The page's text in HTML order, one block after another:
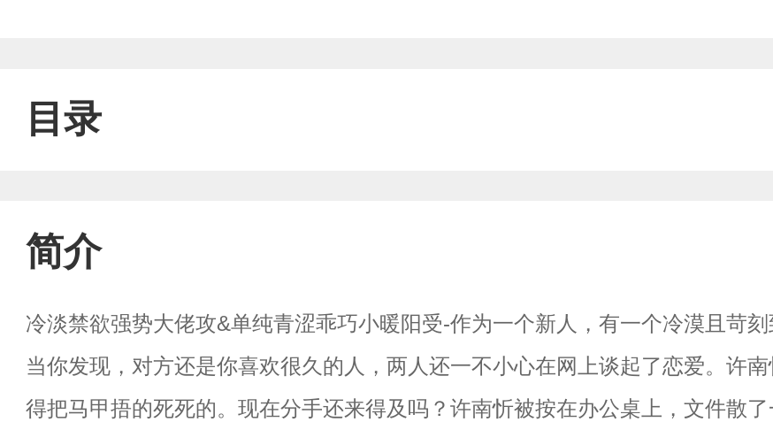
目录
简介
冷淡禁欲强势大佬攻&单纯青涩乖巧小暖阳受-作为一个新人，有一个冷漠且苛
当你发现，对方还是你喜欢很久的人，两人还一不小心在网上谈起了恋爱。许
得把马甲捂的死死的。现在分手还来得及吗？许南忻被按在办公桌上，文件散